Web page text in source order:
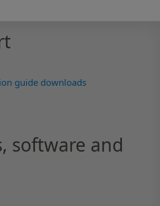
guide downloads
software and